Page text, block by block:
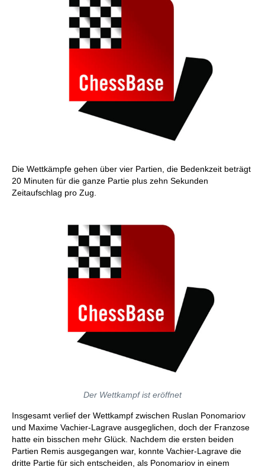
Die Wettkämpfe gehen über vier Partien, die Bedenkzeit beträgt
20 Minuten für die ganze Partie plus zehn Sekunden
Zeitaufschlag pro Zug.
Der Wettkampf ist eröffnet
Insgesamt verlief der Wettkampf zwischen Ruslan Ponomariov
und Maxime Vachier-Lagrave ausgeglichen, doch der Franzose
hatte ein bisschen mehr Glück. Nachdem die ersten beiden
Partien Remis ausgegangen war, konnte Vachier-Lagrave die
dritte Partie für sich entscheiden, als Ponomariov in einem